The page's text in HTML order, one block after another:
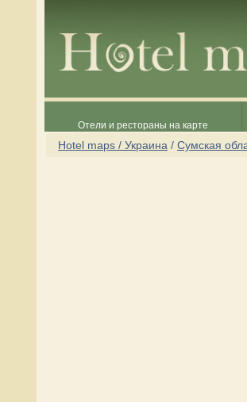
Отели и рестораны на карте
Hotel maps / Украина / Сумская